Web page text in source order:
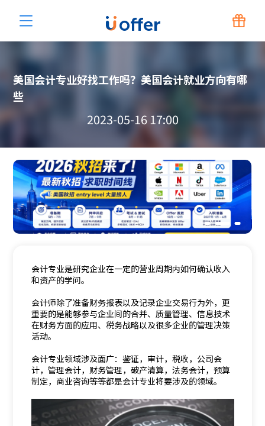
美国会计专业好找工作吗？美国会计就业方向有哪
些
2023-05-16 17:00
会计专业是研究企业在一定的营业周期内如何确认收入
和资产的学问。
会计师除了准备财务报表以及记录企业交易行为外，更
重要的是能够参与企业间的合并、质量管理、信息技术
在财务方面的应用、税务战略以及很多企业的管理决策
活动。
会计专业领域涉及面广：鉴证，审计，税收，公司会
计，管理会计，财务管理，破产清算，法务会计，预算
制定，商业咨询等等都是会计专业将要涉及的领域。